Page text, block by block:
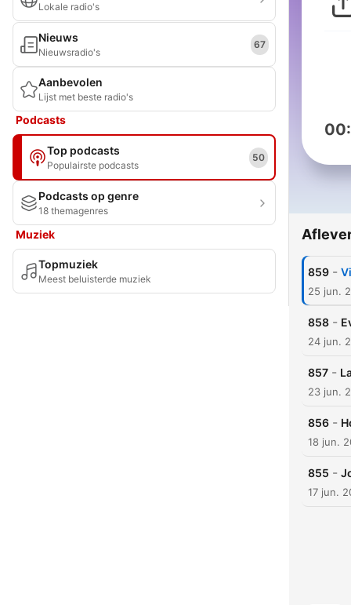
Lokale radio's
Nieuws
Nieuwsradio's
67
Aanbevolen
Lijst met beste radio's
Podcasts
Top podcasts
Populairste podcasts
50
Podcasts op genre
18 themagenres
Muziek
Topmuziek
Meest beluisterde muziek
859 -
25 jun.
858 -
24 jun.
857 -
23 jun.
856 -
18 jun.
855 -
17 jun.